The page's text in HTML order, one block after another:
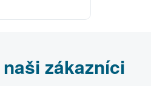
zákazníci